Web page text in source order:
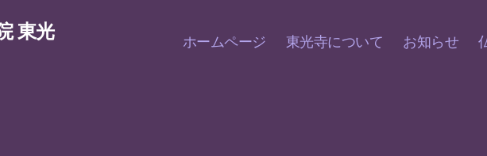
東光
ホームページ 東光寺について お知らせ